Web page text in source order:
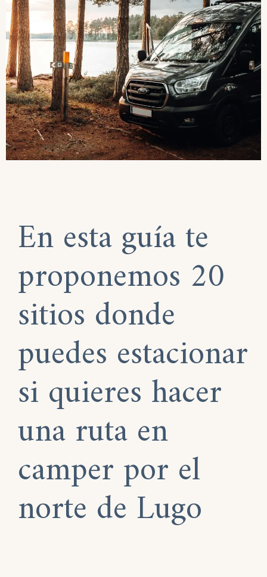
En esta guía te
proponemos 20
sitios donde
puedes estacionar
si quieres hacer
una ruta en
camper por el
norte de Lugo